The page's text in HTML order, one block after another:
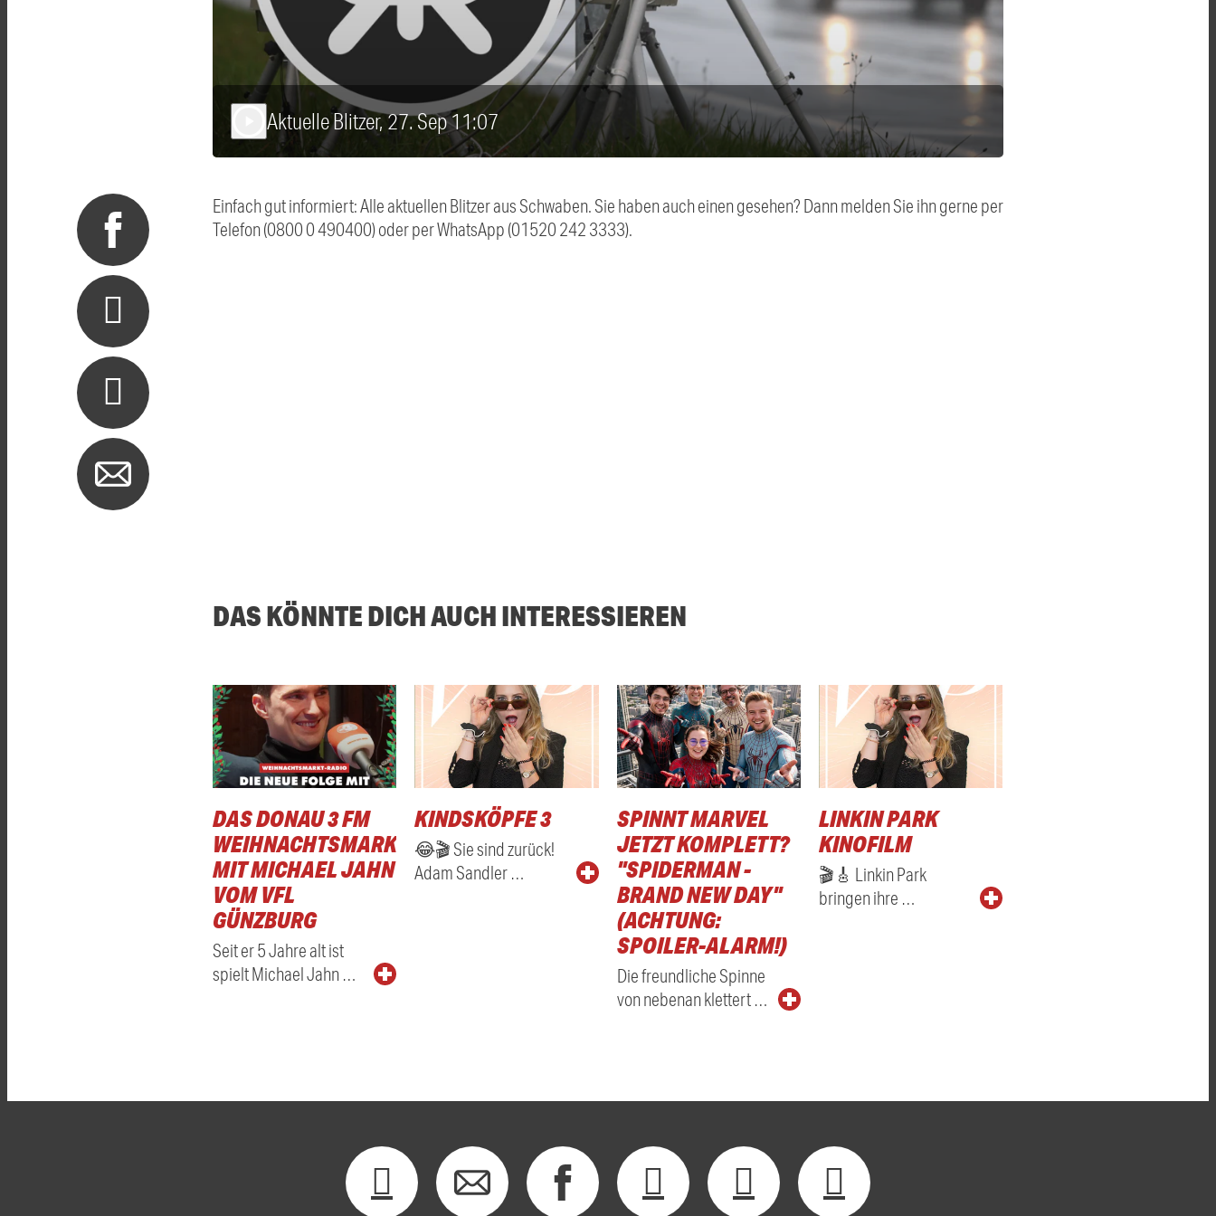
Aktuelle Blitzer, 27. Sep 11:07
Einfach gut informiert: Alle aktuellen Blitzer aus Schwaben. Sie haben auch einen gesehen? Dann melden Sie ihn gerne per
Telefon (0800 0 490400) oder per WhatsApp (01520 242 3333).
DAS KÖNNTE DICH AUCH INTERESSIEREN
DAS DONAU 3 FM
WEIHNACHTSMARKTRADIO
MIT MICHAEL JAHN
VOM VFL
GÜNZBURG
Seit er 5 Jahre alt ist
spielt Michael Jahn …
KINDSKÖPFE 3
😂🎬 Sie sind zurück!
Adam Sandler …
SPINNT MARVEL
JETZT KOMPLETT?
"SPIDERMAN -
BRAND NEW DAY"
(ACHTUNG:
SPOILER-ALARM!)
Die freundliche Spinne
von nebenan klettert …
LINKIN PARK
KINOFILM
🎬🎸 Linkin Park
bringen ihre …